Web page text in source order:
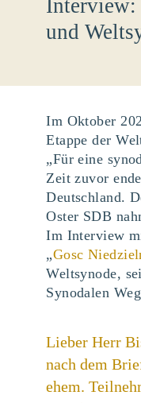
Interview:
und
Im Oktober
Etappe der
„Für eine
Zeit zuvor
Deutschland. D
Oster SDB
Im Interview
„Gosc
Weltsynode,
Synodalen
Lieber Herr
nach dem
ehem.